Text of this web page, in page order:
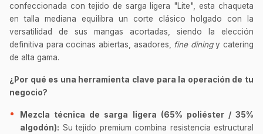
confeccionada con tejido de sarga ligera "Lite", esta chaqueta
en talla mediana equilibra un corte clásico holgado con la
versatilidad de sus mangas acortadas, siendo la elección
definitiva para cocinas abiertas, asadores,
fine diningy catering
de alta gama.
¿Por qué es una herramienta clave para la operación de tu
negocio?
Mezcla técnica de sarga ligera (65% poliéster / 35%
algodón): Su tejido premium combina resistencia estructural